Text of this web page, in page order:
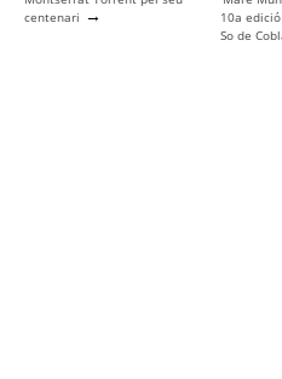
centenari →
10a
So de